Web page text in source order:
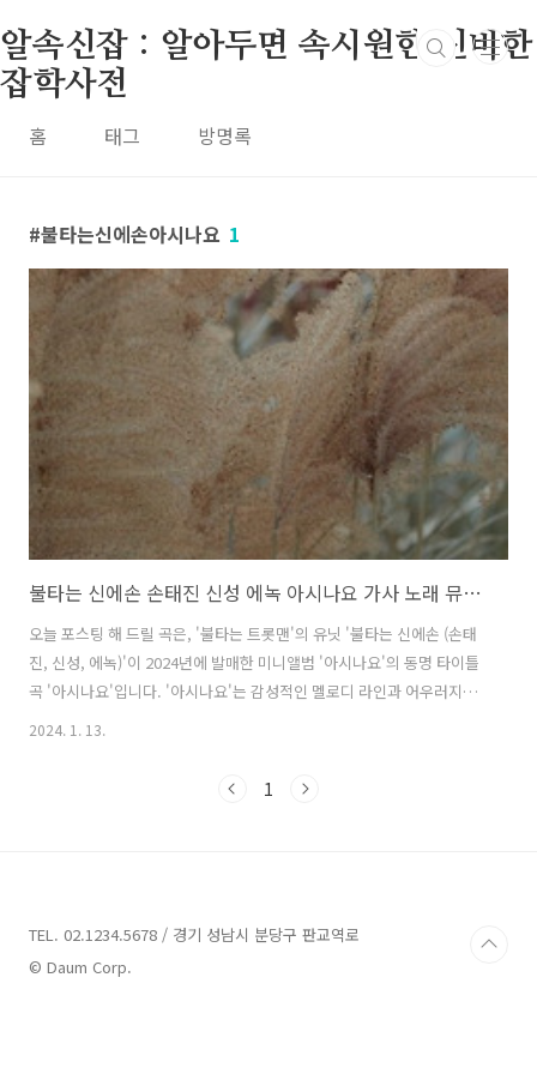
알속신잡 : 알아두면 속시원한 신비한
잡학사전
홈 태그 방명록
불타는신에손아시나요 1
불타는 신에손 손태진 신성 에녹 아시나요 가사 노래 뮤비 곡정보
오늘 포스팅 해 드릴 곡은, '불타는 트롯맨'의 유닛 '불타는 신에손 (손태
진, 신성, 에녹)'이 2024년에 발매한 미니앨범 '아시나요'의 동명 타이틀
곡 '아시나요'입니다. '아시나요'는 감성적인 멜로디 라인과 어우러지는
서정적인 가사가 돋보이는 레트로 발라드 곡으로, '불타는 신에손'의 하
에게 깊은 여운을 선사합니다. '불타는 신에손'은 그동안 쉽게 들을 수 없
2024. 1. 13.
1
TEL. 02.1234.5678 / 경기 성남시 분당구 판교역로
© Daum Corp.